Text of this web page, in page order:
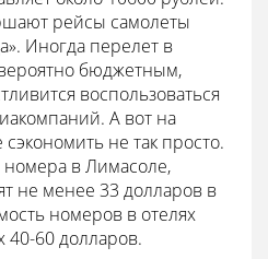
рейсы самолеты
Иногда перелет в
бюджетным,
воспользоваться
А вот на
не так просто.
в Лимасоле,
не менее 33 долларов в
номеров в отелях
40-60 долларов.